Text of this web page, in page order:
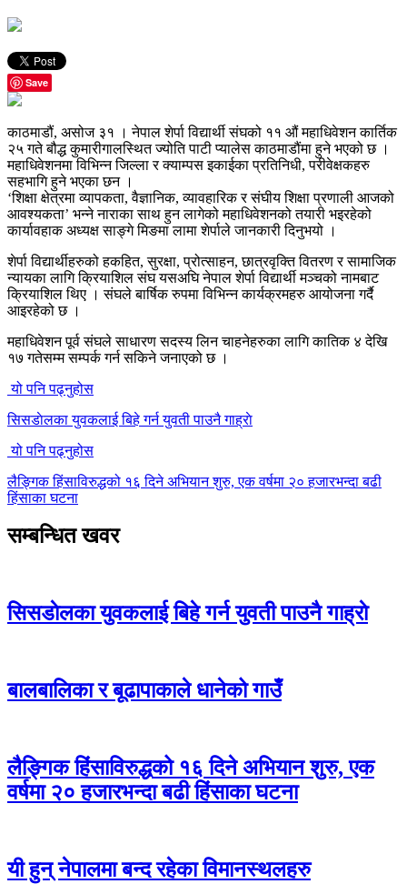
Save
काठमाडौं, असोज ३१ । नेपाल शेर्पा विद्यार्थी संघको ११ औं महाधिवेशन कार्तिक
२५ गते बौद्ध कुमारीगालस्थित ज्योति पाटी प्यालेस काठमाडौंमा हुने भएको छ ।
महाधिवेशनमा विभिन्न जिल्ला र क्याम्पस इकाईका प्रतिनिधी, परीवेक्षकहरु
सहभागि हुने भएका छन ।
‘शिक्षा क्षेत्रमा व्यापकता, वैज्ञानिक, व्यावहारिक र संघीय शिक्षा प्रणाली आजको
आवश्यकता’ भन्ने नाराका साथ हुन लागेको महाधिवेशनको तयारी भइरहेको
कार्यावहाक अध्यक्ष साङ्गे मिङमा लामा शेर्पाले जानकारी दिनुभयो ।
शेर्पा विद्यार्थीहरुको हकहित, सुरक्षा, प्रोत्साहन, छात्रवृक्ति वितरण र सामाजिक
न्यायका लागि क्रियाशिल संघ यसअघि नेपाल शेर्पा विद्यार्थी मञ्चको नामबाट
क्रियाशिल थिए । संघले बार्षिक रुपमा विभिन्न कार्यक्रमहरु आयोजना गर्दै
आइरहेको छ ।
महाधिवेशन पूर्व संघले साधारण सदस्य लिन चाहनेहरुका लागि कातिक ४ देखि
१७ गतेसम्म सम्पर्क गर्न सकिने जनाएको छ ।
यो पनि पढ्नुहोस
सिसडाेलका युवकलाई बिहे गर्न युवती पाउनै गाह्राे
यो पनि पढ्नुहोस
लैङ्गिक हिंसाविरुद्धको १६ दिने अभियान शुरु, एक वर्षमा २० हजारभन्दा बढी
हिंसाका घटना
सम्बन्धित खवर
सिसडाेलका युवकलाई बिहे गर्न युवती पाउनै गाह्राे
बालबालिका र बूढापाकाले धानेको गाउँ
लैङ्गिक हिंसाविरुद्धको १६ दिने अभियान शुरु, एक
वर्षमा २० हजारभन्दा बढी हिंसाका घटना
यी हुन् नेपालमा बन्द रहेका विमानस्थलहरु